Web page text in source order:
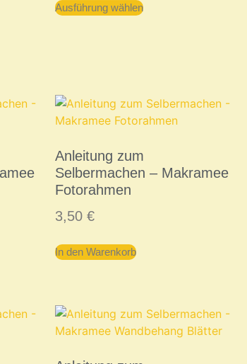
Ausführung wählen
Anleitung zum
Selbermachen – Makramee
Fotorahmen
3,50 €
In den Warenkorb